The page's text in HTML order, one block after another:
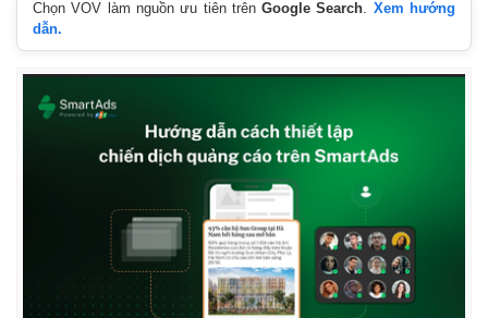
Chọn VOV làm nguồn ưu tiên trênGoogle Search
Xem hướng
dẫn.